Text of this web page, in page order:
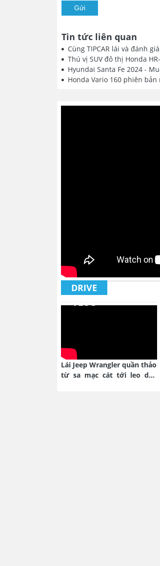
Gửi
Tin tức liên quan
Cùng TIPCAR lái và đánh
Thú vị SUV đô thị Honda
Hyundai Santa Fe 2024 -
Honda Vario 160 phiên bản
DRIVE
VLOG
Lái Jeep Wrangler quần thảo
từ sa mạc cát tới leo dốc